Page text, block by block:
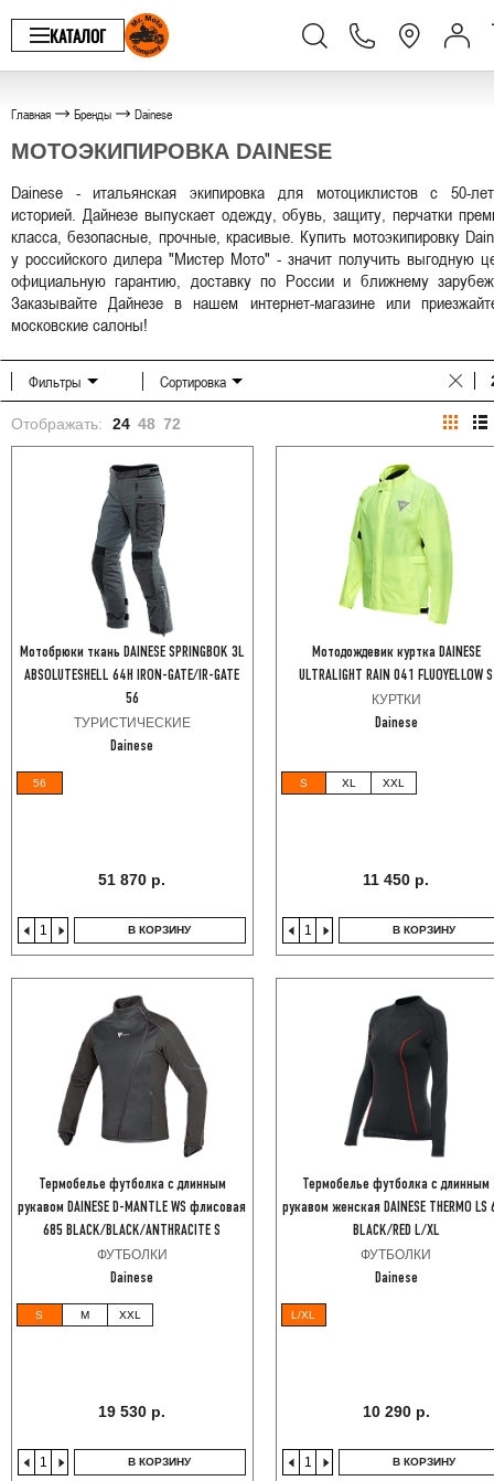
КАТАЛОГ
Главная Бренды Dainese
МОТОЭКИПИРОВКА DAINESE
Dainese - итальянская экипировка для мотоциклистов с 50-
историей. Дайнезе выпускает одежду, обувь, защиту, перчатки
класса, безопасные, прочные, красивые. Купить мотоэкипировку
у российского дилера "Мистер Мото" - значит получить выгодную
официальную гарантию, доставку по России и ближнему
Заказывайте Дайнезе в нашем интернет-магазине или
московские салоны!
Фильтры Сортировка
Отображать: 24 48 72
Мотобрюки ткань DAINESE SPRINGBOK 3L
ABSOLUTESHELL 64H IRON-GATE/IR-GATE
56
ТУРИСТИЧЕСКИЕ
Dainese
56
51 870 р.
В КОРЗИНУ
Мотодождевик куртка DAINESE
ULTRALIGHT RAIN 041 FLUOYELLOW S
КУРТКИ
Dainese
S XL XXL
11 450 р.
В КОРЗИНУ
Термобелье футболка с длинным
рукавом DAINESE D-MANTLE WS флисовая
685 BLACK/BLACK/ANTHRACITE S
ФУТБОЛКИ
Dainese
S M XXL
19 530 р.
В КОРЗИНУ
Термобелье футболка с длинным
рукавом женская DAINESE THERMO LS
BLACK/RED L/XL
ФУТБОЛКИ
Dainese
L/XL
10 290 р.
В КОРЗИНУ